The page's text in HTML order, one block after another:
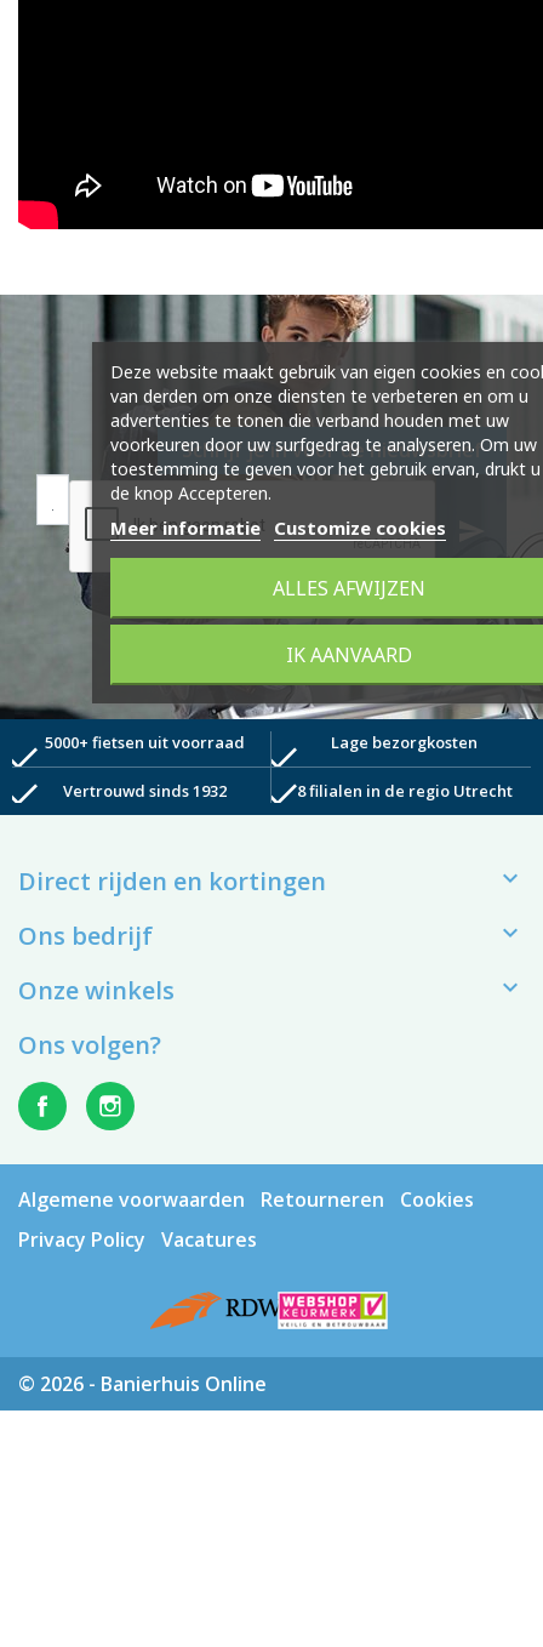
Schrijf je in voor de nieuwsbrief
check5000+ fietsen uit voorraad check Lage bezorgkosten
check Vertrouwd sinds 1932 check8 filialen in de regio Utrecht
Direct rijden en kortingen 
Ons bedrijf 
Onze winkels 
Deze website maakt gebruik van eigen cookies en
van derden om onze diensten te verbeteren en om u
advertenties te tonen die verband houden met uw
voorkeuren door uw surfgedrag te analyseren. Om uw
toestemming te geven voor het gebruik ervan, drukt
de knop Accepteren.
Meer informatie Customize cookies
ALLES AFWIJZEN
IK AANVAARD
Ons volgen?
Algemene voorwaarden Retourneren
Cookies
Privacy Policy
Vacatures
© 2026 - Banierhuis Online